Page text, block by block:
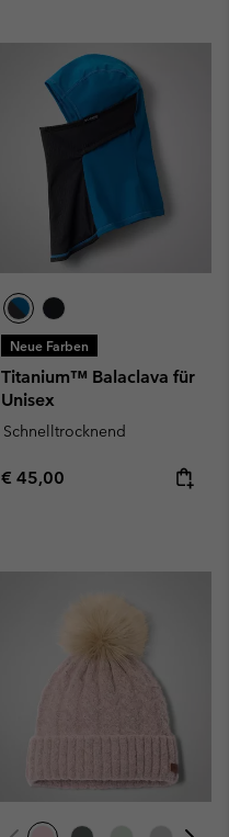
Neue Farben
Titanium™ Balaclava für
Unisex
Schnelltrocknend
Regular price:
€ 45,00